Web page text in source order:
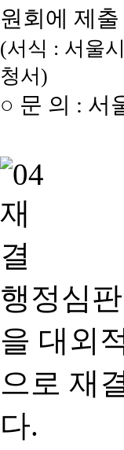
원회에 제출
(서식 : 서울
청서)
○ 문 의 : 서
행정심
을 대외
으로 재
다.